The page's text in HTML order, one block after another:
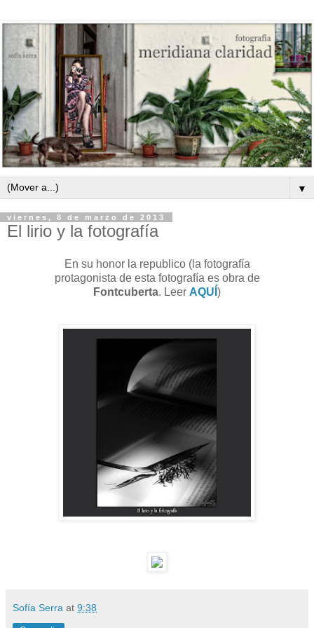
▼
viernes, 8 de marzo de 2013
El lirio y la fotografía
En su honor la republico (la fotografía
protagonista de esta fotografía es obra de
Fontcuberta. Leer AQUÍ )
Sofía Serra at 9:38